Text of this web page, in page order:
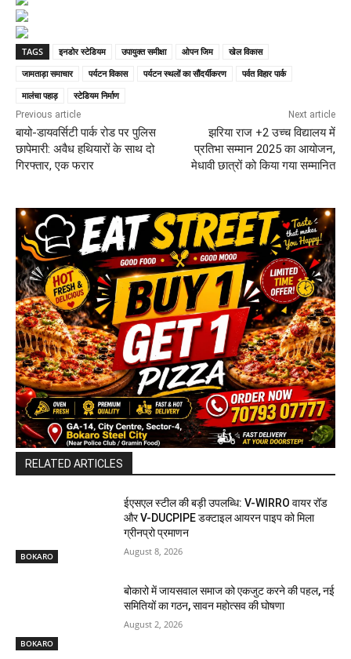
TAGS इनडोर स्टेडियम उपायुक्त समीक्षा ओपन जिम
खेल विकास
जामताड़ा समाचार
पर्यटन विकास पर्यटन स्थलों का सौंदर्यीकरण
पर्वत विहार पार्क
मालंचा पहाड़
स्टेडियम निर्माण
Previous article
बायो-डायवर्सिटी पार्क रोड पर पुलिस
छापेमारी: अवैध हथियारों के साथ दो
गिरफ्तार, एक फरार
Next article
झरिया राज +2 उच्च विद्यालय में
प्रतिभा सम्मान 2025 का आयोजन,
मेधावी छात्रों को किया गया सम्मानित
RELATED ARTICLES
BOKARO
ईएसएल स्टील की बड़ी उपलब्धि: V-WIRRO वायर रॉड
और V-DUCPIPE डक्टाइल आयरन पाइप को मिला
ग्रीनप्रो प्रमाणन
August 8, 2026
BOKARO
बोकारो में जायसवाल समाज को एकजुट करने की पहल, नई
समितियों का गठन, सावन महोत्सव की घोषणा
August 2, 2026